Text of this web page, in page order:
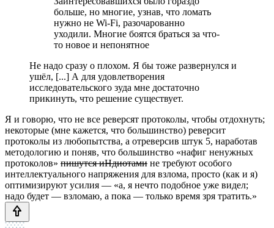
больше, но многие, узнав, что ломать
нужно не Wi-Fi, разочарованно
уходили. Многие боятся браться за что-
то новое и непонятное
Не надо сразу о плохом. Я бы тоже развернулся и
ушёл, [...] А для удовлетворения
исследовательского зуда мне достаточно
прикинуть, что решение существует.
Я и говорю, что не все реверсят протоколы, чтобы отдохнуть;
некоторые (мне кажется, что большинство) реверсит
протоколы из любопытства, а отреверсив штук 5, наработав
методологию и поняв, что большинство «нафиг ненужных
протоколов» пишутся иНдиотами не требуют особого
интеллектуального напряжения для взлома, просто (как и я)
оптимизируют усилия — «а, я нечто подобное уже видел;
надо будет — взломаю, а пока — только время зря тратить.»